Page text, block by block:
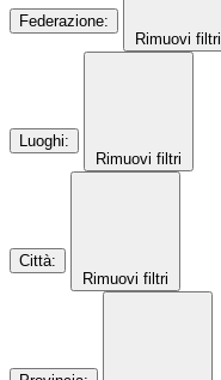
Federazione:
Rimuovi filtri
Luoghi:
Rimuovi filtri
Città:
Rimuovi filtri